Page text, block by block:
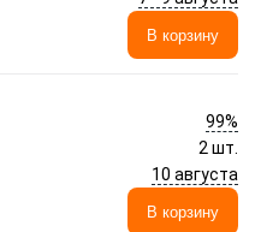
В корзину
99%
2 шт.
10 августа
В корзину